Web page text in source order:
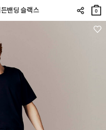
밴딩 슬랙스
장바
구니
0